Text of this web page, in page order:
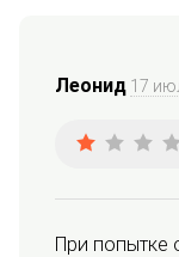
Леонид 17
При попытке